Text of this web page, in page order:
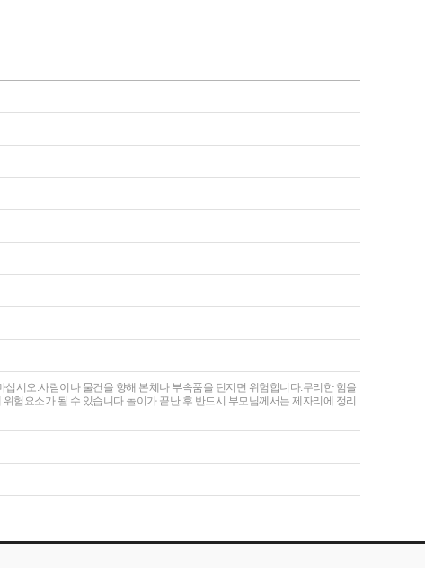
시오.사람이나 물건을 향해 본체나 부속품을 던지면 위험합니다.무리한 힘을
험요소가 될 수 있습니다.놀이가 끝난 후 반드시 부모님께서는 제자리에 정리